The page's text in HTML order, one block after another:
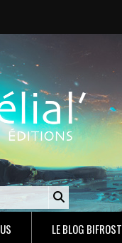
LE BLOG BIFROST